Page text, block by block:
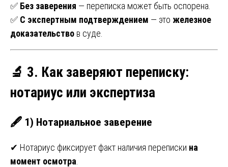
✅ Без заверения — переписка может быть оспорена.
✅ С экспертным подтверждением — это железное
доказательство в суде.
🔬 3. Как заверяют переписку:
нотариус или экспертиза
🖋 1) Нотариальное заверение
✔ Нотариус фиксирует факт наличия переписки на
момент осмотра